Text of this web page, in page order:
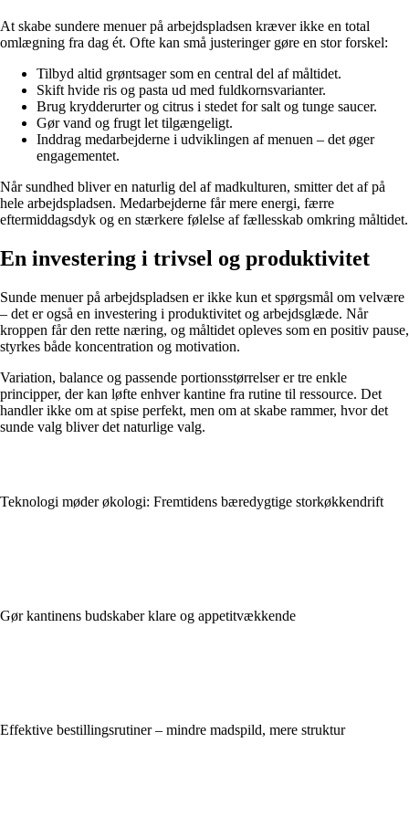
At skabe sundere menuer på arbejdspladsen kræver ikke en total
omlægning fra dag ét. Ofte kan små justeringer gøre en stor forskel:
Tilbyd altid grøntsager som en central del af måltidet.
Skift hvide ris og pasta ud med fuldkornsvarianter.
Brug krydderurter og citrus i stedet for salt og tunge saucer.
Gør vand og frugt let tilgængeligt.
Inddrag medarbejderne i udviklingen af menuen – det øger
engagementet.
Når sundhed bliver en naturlig del af madkulturen, smitter det af på
hele arbejdspladsen. Medarbejderne får mere energi, færre
eftermiddagsdyk og en stærkere følelse af fællesskab omkring måltidet.
En investering i trivsel og produktivitet
Sunde menuer på arbejdspladsen er ikke kun et spørgsmål om velvære
– det er også en investering i produktivitet og arbejdsglæde. Når
kroppen får den rette næring, og måltidet opleves som en positiv pause,
styrkes både koncentration og motivation.
Variation, balance og passende portionsstørrelser er tre enkle
principper, der kan løfte enhver kantine fra rutine til ressource. Det
handler ikke om at spise perfekt, men om at skabe rammer, hvor det
sunde valg bliver det naturlige valg.
Teknologi møder økologi: Fremtidens bæredygtige storkøkkendrift
Gør kantinens budskaber klare og appetitvækkende
Effektive bestillingsrutiner – mindre madspild, mere struktur